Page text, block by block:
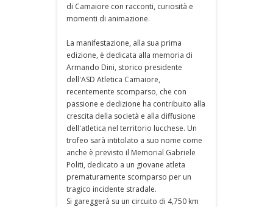
di Camaiore con racconti, curiosità e
momenti di animazione.
La manifestazione, alla sua prima
edizione, è dedicata alla memoria di
Armando Dini, storico presidente
dell'ASD Atletica Camaiore,
recentemente scomparso, che con
passione e dedizione ha contribuito alla
crescita della società e alla diffusione
dell'atletica nel territorio lucchese. Un
trofeo sarà intitolato a suo nome come
anche è previsto il Memorial Gabriele
Politi, dedicato a un giovane atleta
prematuramente scomparso per un
tragico incidente stradale.
Si gareggerà su un circuito di 4,750 km